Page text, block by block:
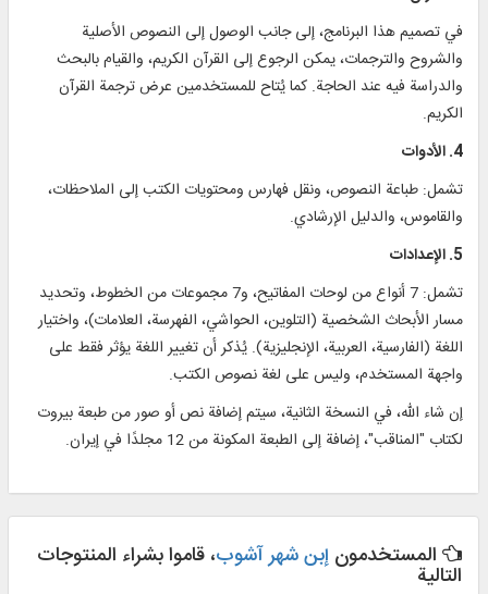
في تصميم هذا البرنامج، إلى جانب الوصول إلى النصوص الأصلية
والشروح والترجمات، يمكن الرجوع إلى القرآن الكريم، والقيام بالبحث
والدراسة فيه عند الحاجة. كما يُتاح للمستخدمين عرض ترجمة القرآن
الكريم.
4. الأدوات
تشمل: طباعة النصوص، ونقل فهارس ومحتويات الكتب إلى الملاحظات،
والقاموس، والدليل الإرشادي.
5. الإعدادات
تشمل: 7 أنواع من لوحات المفاتيح، و7 مجموعات من الخطوط، وتحديد
مسار الأبحاث الشخصية (التلوين، الحواشي، الفهرسة، العلامات)، واختيار
اللغة (الفارسية، العربية، الإنجليزية). يُذكر أن تغيير اللغة يؤثر فقط على
واجهة المستخدم، وليس على لغة نصوص الكتب.
إن شاء الله، في النسخة الثانية، سيتم إضافة نص أو صور من طبعة بيروت
لكتاب "المناقب"، إضافة إلى الطبعة المكونة من 12 مجلدًا في إيران.
المستخدمون إبن شهر آشوب، قاموا بشراء المنتوجات
التالية